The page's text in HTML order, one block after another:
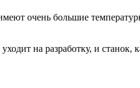
очень большие
на разработку, и